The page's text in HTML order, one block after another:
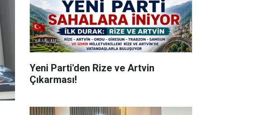
Yeni Parti'den Rize ve Artvin
Çıkarması!